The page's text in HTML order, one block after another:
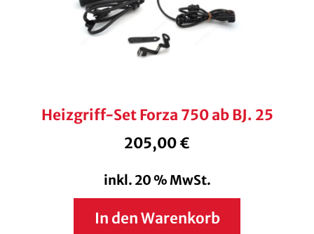
Heizgriff-Set Forza 750 ab BJ. 25
205,00€
inkl. 20 % MwSt.
In den Warenkorb